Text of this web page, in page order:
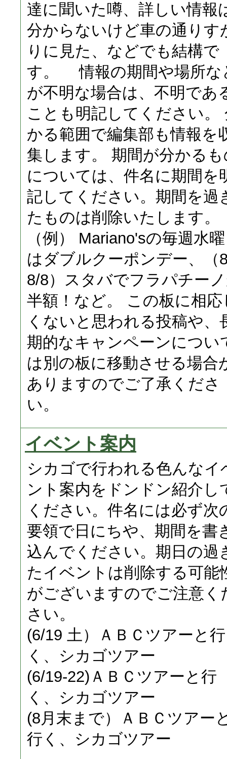
達に聞いた噂、詳しい情報
分からないけど車の通りす
りに見た、などでも結構で
す。 情報の期間や場所な
が不明な場合は、不明であ
ことも明記してください。
かる範囲で編集部も情報を
集します。 期間が分かるも
については、件名に期間を
記してください。期間を過
たものは削除いたします。
（例） Mariano'sの毎週水
はダブルクーポンデー、（
8/8）スタバでフラパチー
半額！など。 この板に相応
くないと思われる投稿や、
期的なキャンペーンについ
は別の板に移動させる場合
ありますのでご了承くださ
い。
イベント案内
シカゴで行われる色んなイ
ント案内をドンドン紹介し
ください。件名には必ず次
要領で日にちや、期間を書
込んでください。期日の過
たイベントは削除する可能
がございますのでご注意く
さい。
(6/19 土）ＡＢＣツアーと行
く、シカゴツアー
(6/19-22)ＡＢＣツアーと行
く、シカゴツアー
(8月末まで）ＡＢＣツアー
行く、シカゴツアー